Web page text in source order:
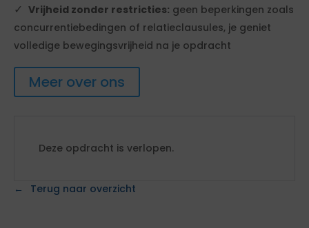
Vrijheid zonder restricties: geen beperkingen zoals
concurrentiebedingen of relatieclausules, je geniet
volledige bewegingsvrijheid na je opdracht
Meer over ons
Deze opdracht is verlopen.
Terug naar overzicht